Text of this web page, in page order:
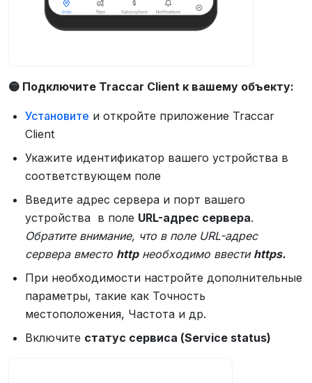
🟡 Подключите Traccar Client к вашему объекту:
Установите и откройте приложение Traccar
Client
Укажите идентификатор вашего устройства в
соответствующем поле
Введите адрес сервера и порт вашего
устройства в поле URL-адрес сервера.
Обратите внимание, что в поле URL-адрес
сервера вместо httpнеобходимо ввести https.
При необходимости настройте дополнительные
параметры, такие как Точность
местоположения, Частота и др.
Включите статус сервиса (Service status)